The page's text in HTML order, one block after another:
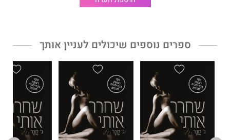
ספרים נוספים שיכולים לעניין אותך